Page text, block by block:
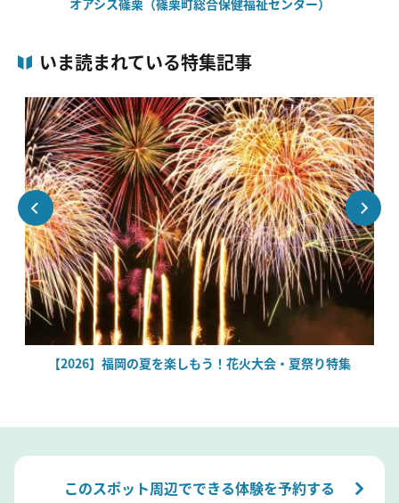
オアシス篠栗（篠栗町総合保健福祉センター）
いま読まれている特集記事
【2026】福岡の夏を楽しもう！花火大会・夏祭り特集
このスポット周辺でできる体験を予約する